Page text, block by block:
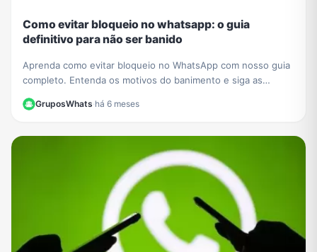
Como evitar bloqueio no whatsapp: o guia
definitivo para não ser banido
Aprenda como evitar bloqueio no WhatsApp com nosso guia
completo. Entenda os motivos do banimento e siga as
GruposWhats·há 6 meses